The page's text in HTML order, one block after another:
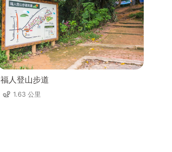
福人登山步道
1.63 公里